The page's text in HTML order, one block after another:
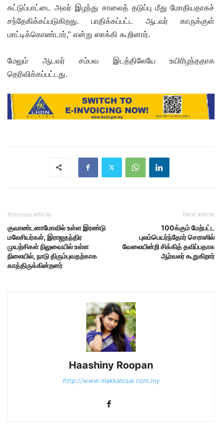
கட்டுப்பாட்டை அவர் இழந்து சாலைத் தடுப்பு மீது மோதியதாகச்
சந்தேகிக்கப்படுகிறது. பாதிக்கப்பட்ட ஆடவர் காருக்குள்
மாட்டிக்கொண்டார்,” என்று ஸாக்கி கூறினார்.
மேலும் ஆடவர் சம்பவ இடத்திலேயே உயிரிழந்ததாக
தெரிவிக்கப்பட்டது.
Previous article
குவாண்டனாமோவில் உள்ள இரண்டு
மலேசியர்கள், இராஜதந்திர
முயற்சிகள் நிலுவையில் உள்ள
நிலையில், நாடு திரும்புவதற்காக
காத்திருக்கின்றனர்
Next article
100க்கும் மேற்பட்ட
புலம்பெயர்ந்தோர் செராஸில்
வேலையின்றி சிக்கித் தவிப்பதாக
ஆர்வலர் கூறுகிறார்
Haashiny Roopan
http://www.makkalosai.com.my